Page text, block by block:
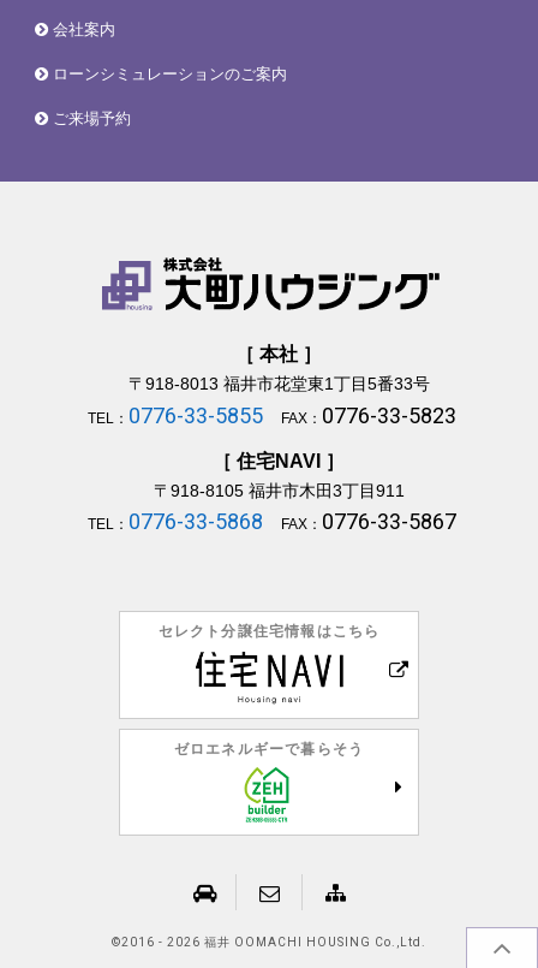
会社案内
ローンシミュレーションのご案内
ご来場予約
［ 本社 ］
〒918-8013 福井市花堂東1丁目5番33号
TEL： 0776-33-5855 FAX： 0776-33-5823
［ 住宅NAVI ］
〒918-8105福井市木田3丁目911
TEL： 0776-33-5868 FAX： 0776-33-5867
セレクト分譲住宅情報はこちら
ゼロエネルギーで暮らそう
©2016 - 2026 福井 OOMACHI HOUSING Co.,Ltd.